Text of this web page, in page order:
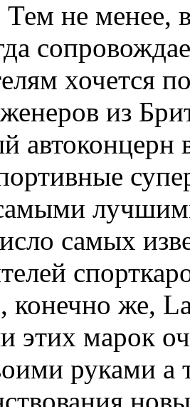
не менее,
хочется
из
автоконцерн
самых
конечно же,
этих марок
руками а